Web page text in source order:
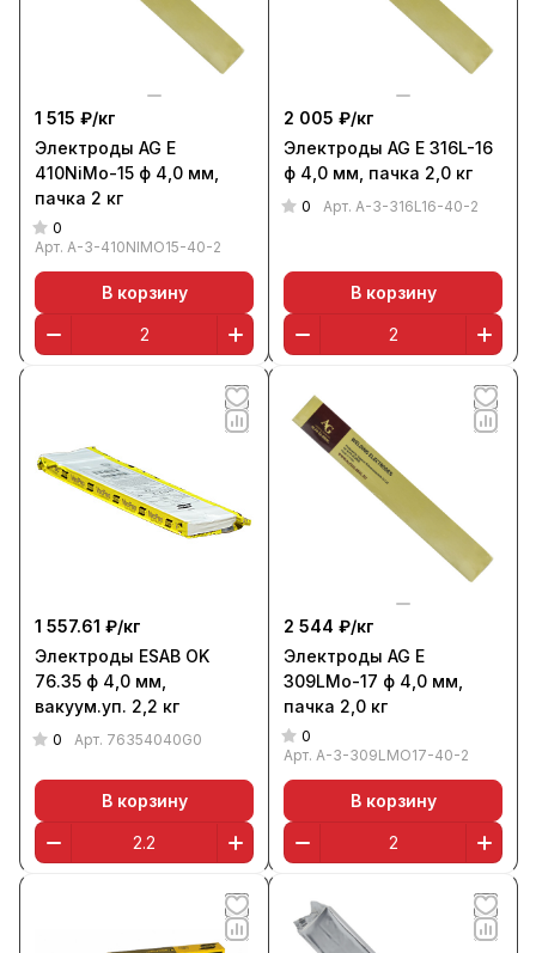
1 515 ₽/кг
Электроды AG E
410NiMo-15 ф 4,0 мм,
пачка 2 кг
0
Арт. A-3-410NIMO15-40-2
В корзину
2 005 ₽/кг
Электроды AG E 316L-16
ф 4,0 мм, пачка 2,0 кг
0 Арт. A-3-316L16-40-2
В корзину
1 557.61 ₽/кг
Электроды ESAB OK
76.35 ф 4,0 мм,
вакуум.уп. 2,2 кг
0 Арт. 76354040G0
В корзину
2 544 ₽/кг
Электроды AG E
309LMo-17 ф 4,0 мм,
пачка 2,0 кг
0
Арт. A-3-309LMO17-40-2
В корзину